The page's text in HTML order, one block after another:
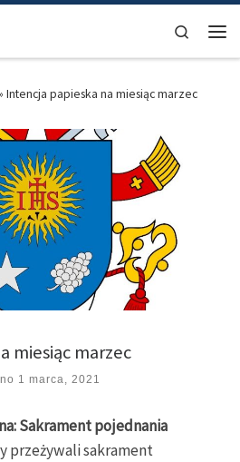
Search
Intencja papieska na miesiąc marzec
miesiąc marzec
1 marca, 2021
Sakrament pojednania
przeżywali sakrament